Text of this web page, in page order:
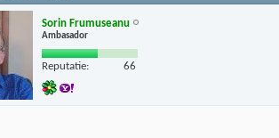
Sorin Frumuseanu
Ambasador
Reputatie: 66